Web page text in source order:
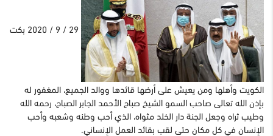
29 / ‏9 /‏ 2020 بكت
الكویت وأهلها ومن یعیش على أرضها قائدها ووالد الجمیع، المغفور له
بإذن الله تعالى صاحب السمو الشیخ صباح الأحمد الجابر الصباح، رحمه الله
وطیب ثراه وجعل الجنة دار الخلد مثواه، الذي أحب وطنه وشعبه وأحب
الإنسان في كل مكان حتى لقب بقائد العمل الإنساني.